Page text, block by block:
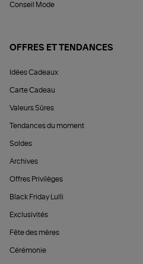
Conseil Mode
OFFRES ET TENDANCES
Idées Cadeaux
Carte Cadeau
Valeurs Sûres
Tendances du moment
Soldes
Archives
Offres Privilèges
Black Friday Lulli
Exclusivités
Fête des mères
Cérémonie